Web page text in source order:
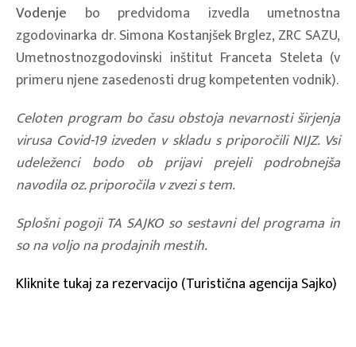
Vodenje bo predvidoma izvedla umetnostna
zgodovinarka dr. Simona Kostanjšek Brglez, ZRC SAZU,
Umetnostnozgodovinski inštitut Franceta Steleta (v
primeru njene zasedenosti drug kompetenten vodnik).
Celoten program bo času obstoja nevarnosti širjenja
virusa Covid-19 izveden v skladu s priporočili NIJZ. Vsi
udeleženci bodo ob prijavi prejeli podrobnejša
navodila oz. priporočila v zvezi s tem.
Splošni pogoji TA SAJKO so sestavni del programa in
so na voljo na prodajnih mestih.
Kliknite tukaj za rezervacijo (Turistična agencija Sajko)